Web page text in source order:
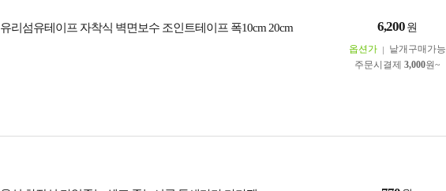
유리섬유테이프 자착식 벽면보수 조인트테이프 폭10cm 20cm 6,200 원
옵션가
낱개구매가능
주문시결제 3,000원~